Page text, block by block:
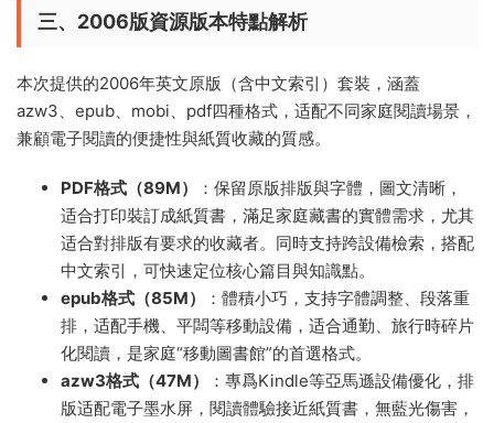
三、2006版資源版本特點解析
本次提供的2006年英文原版（含中文索引）套裝，涵蓋
azw3、epub、mobi、pdf四種格式，适配不同家庭閱讀場景，
兼顧電子閱讀的便捷性與紙質收藏的質感。
PDF格式（89M）
：保留原版排版與字體，圖文清晰，
适合打印裝訂成紙質書，滿足家庭藏書的實體需求，尤其
适合對排版有要求的收藏者。同時支持跨設備檢索，搭配
中文索引，可快速定位核心篇目與知識點。
epub格式（85M）
：體積小巧，支持字體調整、段落重
排，适配手機、平闆等移動設備，适合通勤、旅行時碎片
化閱讀，是家庭“移動圖書館”的首選格式。
azw3格式（47M）
：專爲Kindle等亞馬遜設備優化，排
版适配電子墨水屏，閱讀體驗接近紙質書，無藍光傷害，